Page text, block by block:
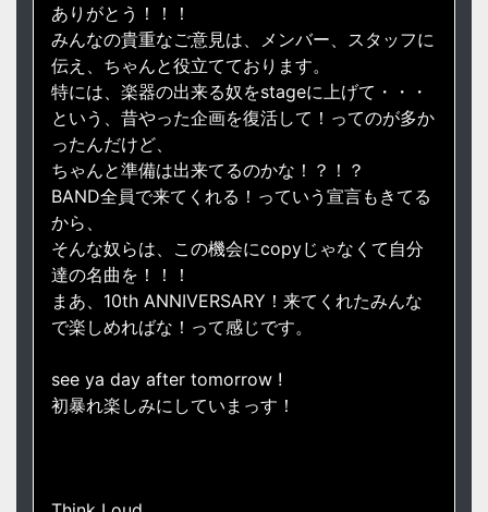
ありがとう！！！
みんなの貴重なご意見は、メンバー、スタッフに
伝え、ちゃんと役立てております。
特には、楽器の出来る奴をstageに上げて・・・
という、昔やった企画を復活して！ってのが多か
ったんだけど、
ちゃんと準備は出来てるのかな！？！？
BAND全員で来てくれる！っていう宣言もきてる
から、
そんな奴らは、この機会にcopyじゃなくて自分
達の名曲を！！！
まあ、10th ANNIVERSARY！来てくれたみんな
で楽しめればな！って感じです。
see ya day after tomorrow !
初暴れ楽しみにしていまっす！